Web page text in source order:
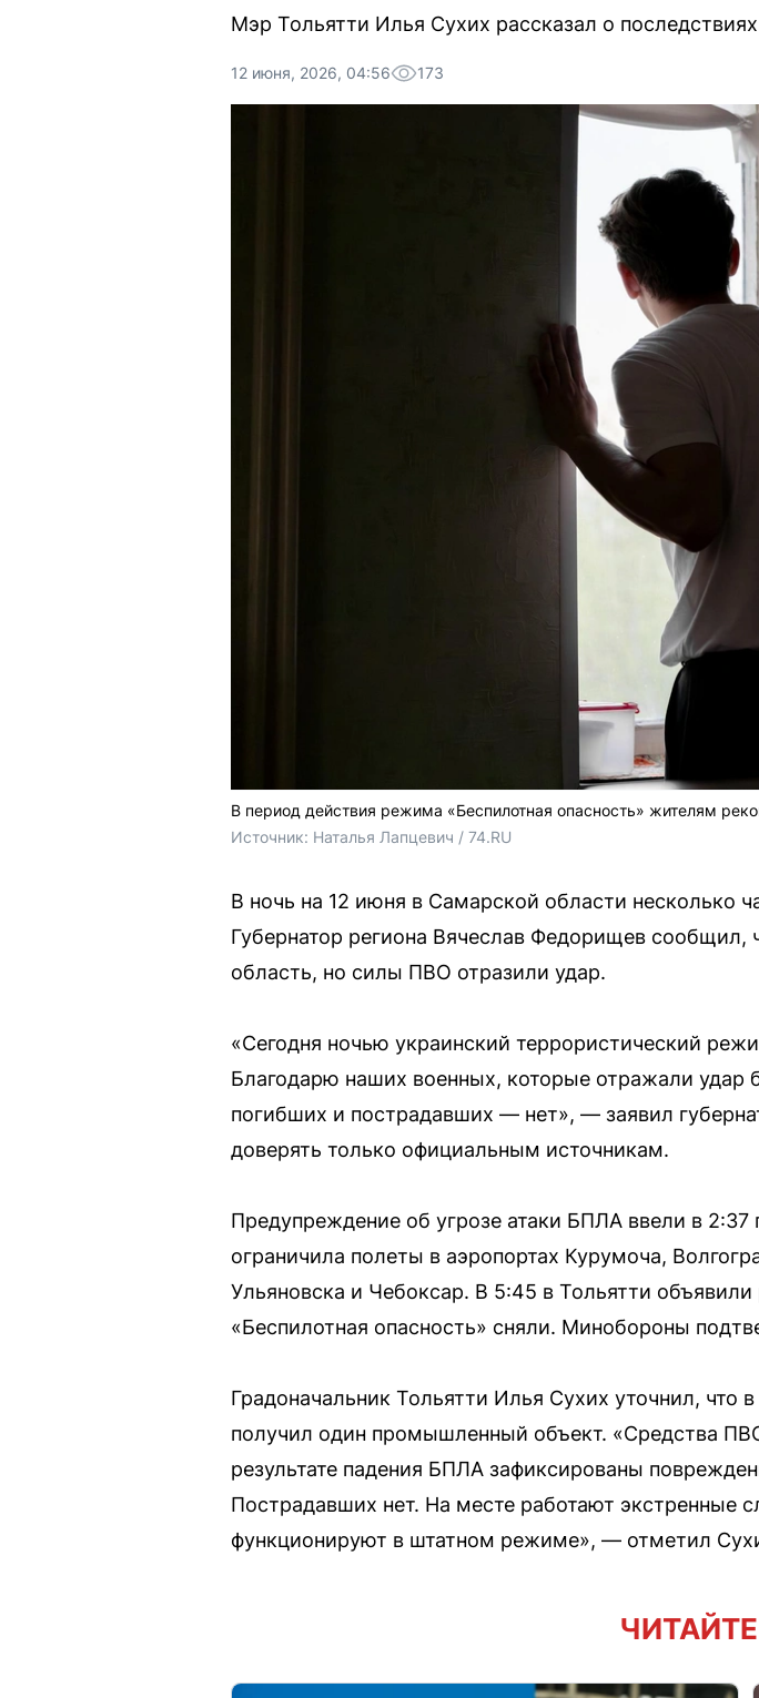
Мэр Тольятти Илья Сухих рассказал о
12 июня, 2026, 04:56 173
В период действия режима «Беспилотная опасность» жителям
Источник: Наталья Лапцевич / 74.RU
В ночь на 12 июня в Самарской области несколько
Губернатор региона Вячеслав Федорищев сообщил,
область, но силы ПВО отразили удар.
«Сегодня ночью украинский террористический
Благодарю наших военных, которые отражали удар
погибших и пострадавших — нет», — заявил
доверять только официальным источникам.
Предупреждение об угрозе атаки БПЛА ввели в
ограничила полеты в аэропортах Курумоча,
Ульяновска и Чебоксар. В 5:45 в Тольятти
«Беспилотная опасность» сняли. Минобороны
Градоначальник Тольятти Илья Сухих уточнил, что
получил один промышленный объект. «Средства
результате падения БПЛА зафиксированы
Пострадавших нет. На месте работают экстренные
функционируют в штатном режиме», — отметил